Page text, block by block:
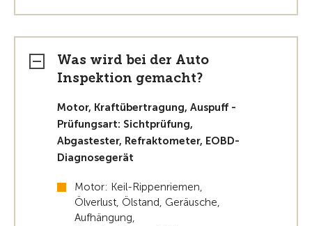
Was wird bei der Auto
Inspektion gemacht?
Motor, Kraftübertragung, Auspuff -
Prüfungsart: Sichtprüfung,
Abgastester, Refraktometer, EOBD-
Diagnosegerät
Motor: Keil-Rippenriemen,
Ölverlust, Ölstand, Geräusche,
Aufhängung,